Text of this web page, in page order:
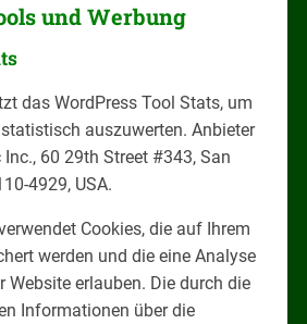
und Werbung
das WordPress Tool Stats, um
auszuwerten. Anbieter
60 29th Street #343, San
4929, USA.
Cookies, die auf Ihrem
werden und die eine Analyse
Website erlauben. Die durch die
Informationen über die